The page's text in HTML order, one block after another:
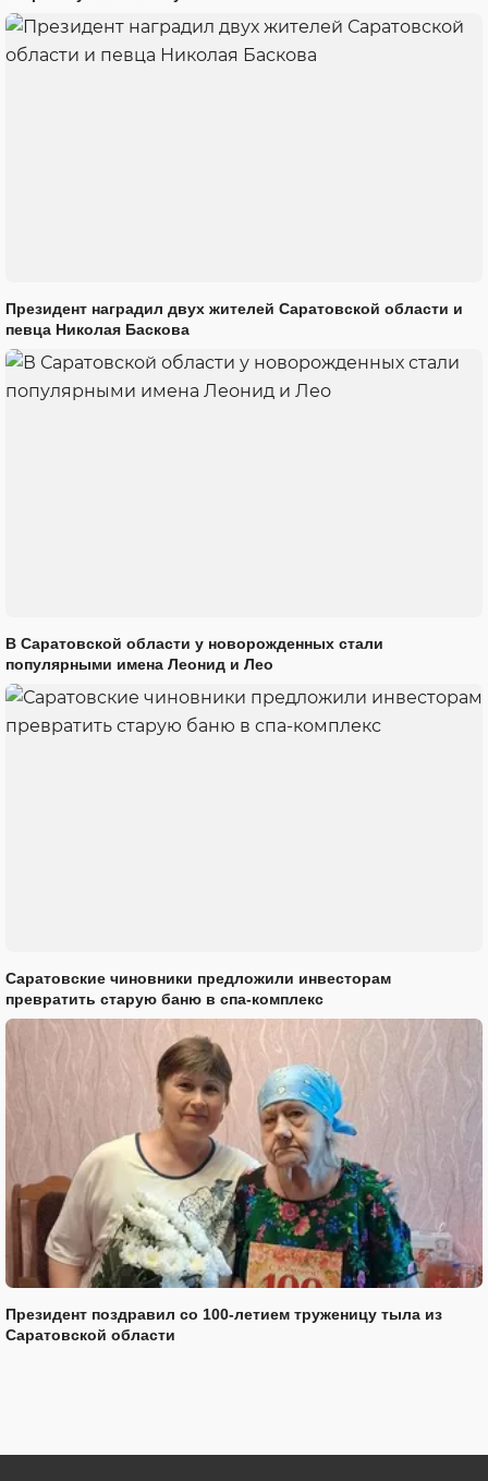
Президент наградил двух жителей Саратовской области и
певца Николая Баскова
В Саратовской области у новорожденных стали
популярными имена Леонид и Лео
Саратовские чиновники предложили инвесторам
превратить старую баню в спа-комплекс
Президент поздравил со 100-летием труженицу тыла из
Саратовской области